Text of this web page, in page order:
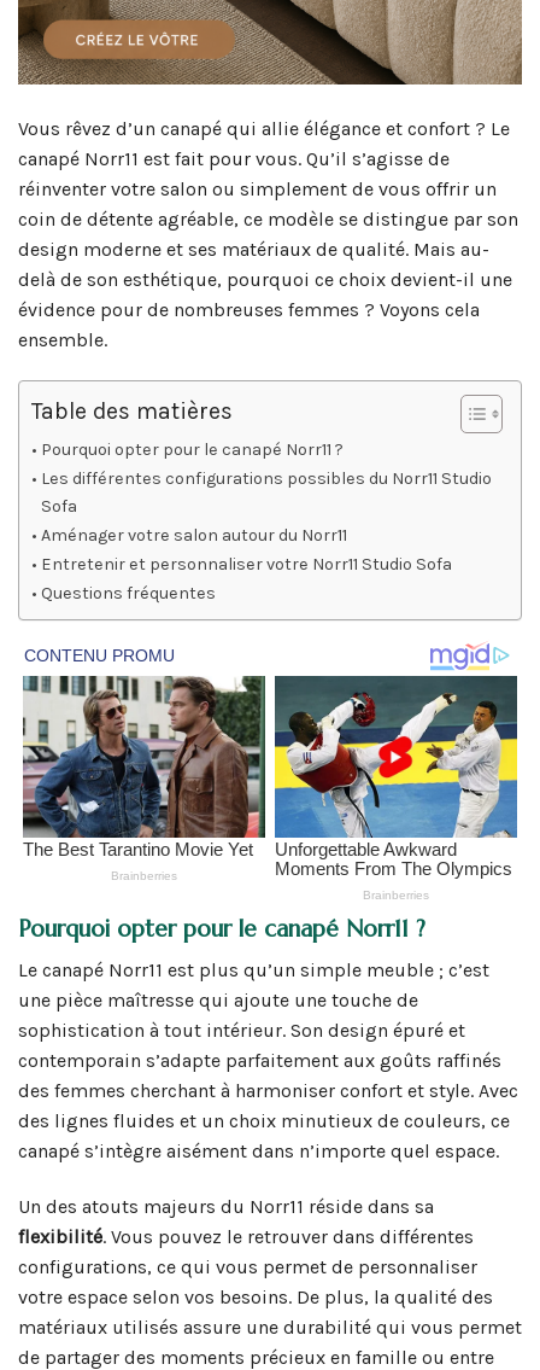
Vous rêvez d’un canapé qui allie élégance et confort ? Le
canapé Norr11 est fait pour vous. Qu’il s’agisse de
réinventer votre salon ou simplement de vous offrir un
coin de détente agréable, ce modèle se distingue par son
design moderne et ses matériaux de qualité. Mais au-
delà de son esthétique, pourquoi ce choix devient-il une
évidence pour de nombreuses femmes ? Voyons cela
ensemble.
Table des matières
Pourquoi opter pour le canapé Norr11 ?
Les différentes configurations possibles du Norr11 Studio
Sofa
Aménager votre salon autour du Norr11
Entretenir et personnaliser votre Norr11 Studio Sofa
Questions fréquentes
Pourquoi opter pour le canapé Norr11 ?
Le canapé Norr11 est plus qu’un simple meuble ; c’est
une pièce maîtresse qui ajoute une touche de
sophistication à tout intérieur. Son design épuré et
contemporain s’adapte parfaitement aux goûts raffinés
des femmes cherchant à harmoniser confort et style. Avec
des lignes fluides et un choix minutieux de couleurs, ce
canapé s’intègre aisément dans n’importe quel espace.
Un des atouts majeurs du Norr11 réside dans sa
flexibilité. Vous pouvez le retrouver dans différentes
configurations, ce qui vous permet de personnaliser
votre espace selon vos besoins. De plus, la qualité des
matériaux utilisés assure une durabilité qui vous permet
de partager des moments précieux en famille ou entre